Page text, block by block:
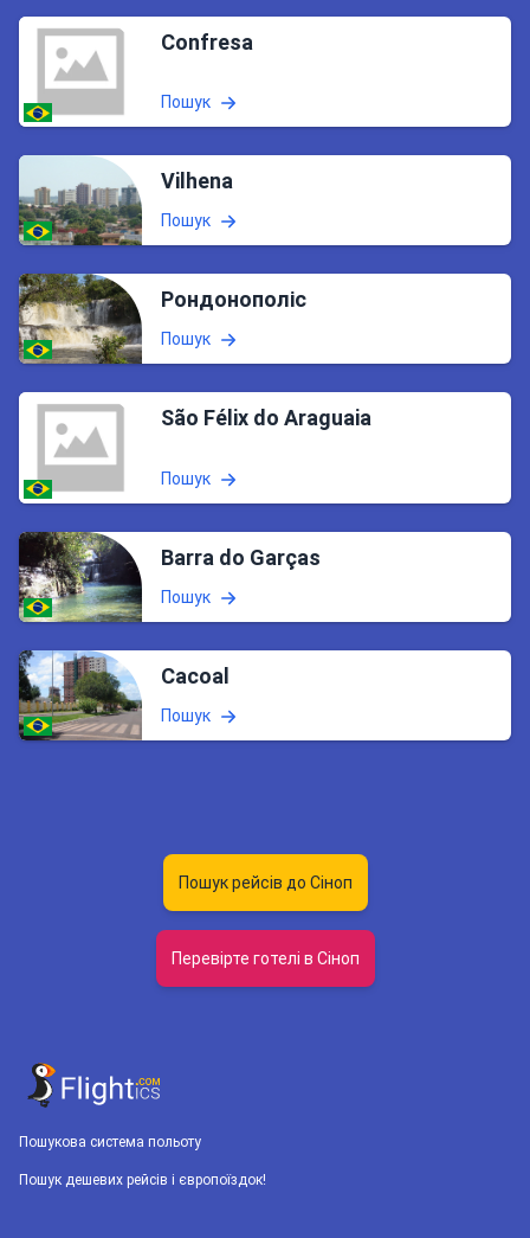
Confresa
Пошук
Vilhena
Пошук
Рондонополіс
Пошук
São Félix do Araguaia
Пошук
Barra do Garças
Пошук
Cacoal
Пошук
Пошук рейсів до Сіноп
Перевірте готелі в Сіноп
Пошукова система польоту
Пошук дешевих рейсів і європоїздок!